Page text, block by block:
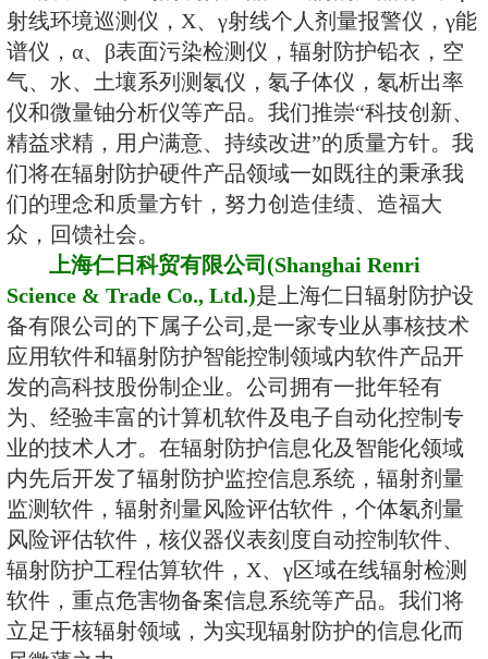
上海仁日辐射防护设备有限公
Renri Radiation Protection
是一家专业从事核技术应用和辐射
件产品研究、开发和销售的高科技
我们以 “人与自然和谐共生 ”为理
业。公司拥有一批优秀的软件、硬
和环境保护领域的行业专家。我
业系统、中国辐射防护研究院、上
（原核工业国营二六三厂）、南华
工业大学等大型企业与高等院校的
助上海丰富的科技资源，在核仪表
程等领域，锐意进取、努力创新，
理销售了一系列的硬件产品。我们
射线环境巡测仪，X、γ射线个人
谱仪，α、β表面污染检测仪，辐射